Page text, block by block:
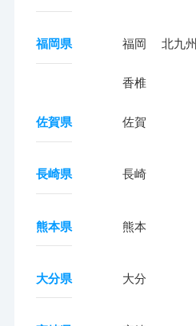
福岡県 福岡 北九州
香椎
佐賀県 佐賀
長崎県 長崎
熊本県 熊本
大分県 大分